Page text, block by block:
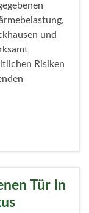
und
Risiken
Tür in